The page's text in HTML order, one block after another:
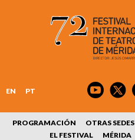
EN PT
PROGRAMACIÓN OTRAS SEDES
EL FESTIVAL
MÉRIDA